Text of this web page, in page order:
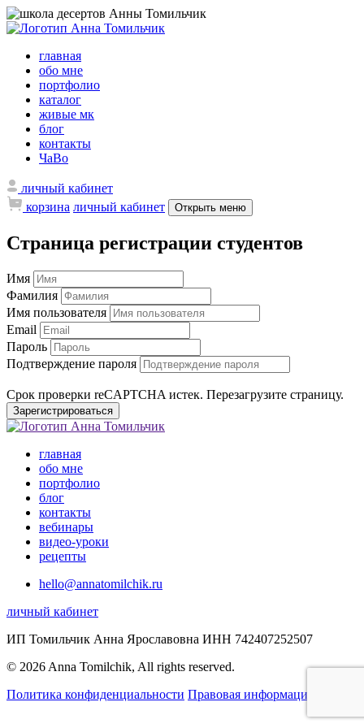
главная
обо мне
портфолио
каталог
живые мк
блог
контакты
ЧаВо
личный кабинет
корзина личный кабинет Открыть меню
Страница регистрации студентов
Имя
Фамилия
Имя пользователя
Email
Пароль
Подтверждение пароля
Срок проверки reCAPTCHA истек. Перезагрузите страницу.
Зарегистрироваться
главная
обо мне
портфолио
блог
контакты
вебинары
видео-уроки
рецепты
hello@annatomilchik.ru
личный кабинет
ИП Томильчик Анна Ярославовна ИНН 742407252507
© 2026 Anna Tomilchik, All rights reserved.
Политика конфиденциальности Правовая информация